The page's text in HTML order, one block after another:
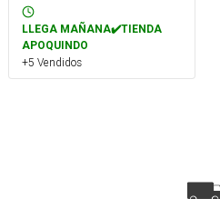
LLEGA MAÑANA✔️TIENDA
APOQUINDO
+5 Vendidos